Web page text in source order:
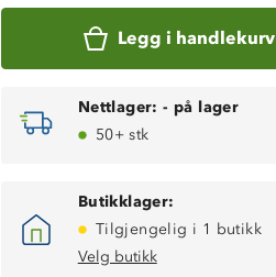
Legg i handlekurv
Nettlager: - på lager
50+ stk
Butikklager:
Tilgjengelig i 1 butikk
Velg butikk